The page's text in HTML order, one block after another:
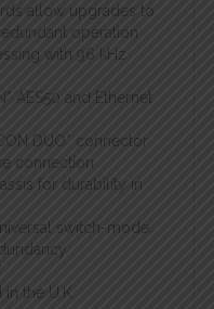
allow upgrades to
operation
with 96 kHz
AES50 and Ethernet
DUO* connector
connection
for durability in
switch-mode
the U.K.